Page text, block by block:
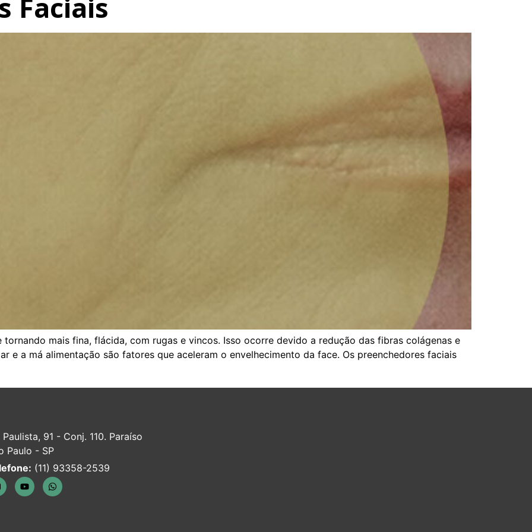
Faciais
mais fina, flácida, com rugas e vincos. Isso ocorre devido a redução das fibras colágenas e
e a má alimentação são fatores que aceleram o envelhecimento da face. Os preenchedores faciais
Paulista, 91 - Conj. 110. Paraíso
Paulo - SP
(11) 93358-2539